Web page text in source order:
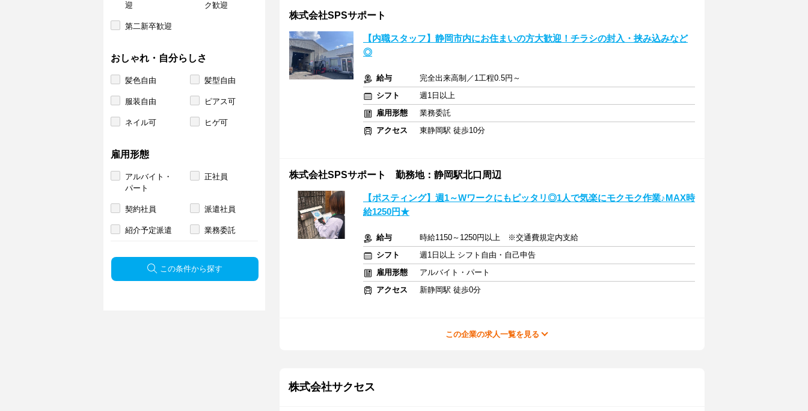
迎
ク歓迎
第二新卒歓迎
おしゃれ・自分らしさ
髪色自由 髪型自由
服装自由 ピアス可
ネイル可 ヒゲ可
雇用形態
アルバイト・
パート
正社員
契約社員 派遣社員
紹介予定派遣 業務委託
この条件から探す
株式会社SPSサポート
【内職スタッフ】静岡市内にお住まいの方大歓迎！チラシの封入・挟み込みなど
◎
給与
完全出来高制／1工程0.5円～
シフト
週1日以上
雇用形態
業務委託
アクセス
東静岡駅 徒歩10分
株式会社SPSサポート 勤務地：静岡駅北口周辺
【ポスティング】週1～Wワークにもピッタリ◎1人で気楽にモクモク作業♪MAX時
給1250円★
給与
時給1150～1250円以上 ※交通費規定内支給
シフト
週1日以上 シフト自由・自己申告
雇用形態
アルバイト・パート
アクセス
新静岡駅 徒歩0分
この企業の求人一覧を見る
株式会社サクセス